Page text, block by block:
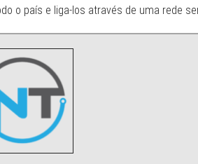
o país e liga-los através de uma rede